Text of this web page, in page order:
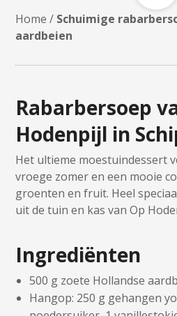
Home / Schuimige
aardbeien
Rabarbersoep
Hodenpijl in
Het ultieme moestuindessert
vroege zomer en een mooie
groenten en fruit. Heel
uit de tuin en kas van Op
Ingrediënten
500 g zoete Hollandse
Hangop: 250 g gehangen